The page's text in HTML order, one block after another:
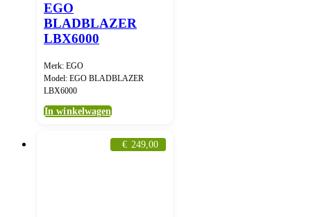
EGO
BLADBLAZER
LBX6000
Merk: EGO
Model: EGO BLADBLAZER
LBX6000
In winkelwagen
€ 249,00